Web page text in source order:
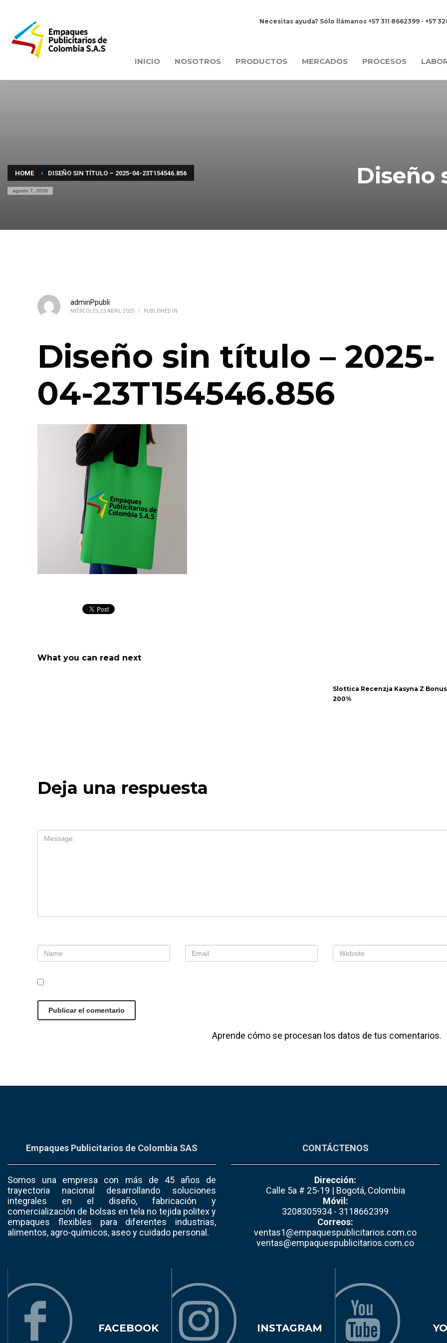
Necesitas ayuda? Sólo llámanos +57 311 8662399 - +57
INICIO NOSOTROS PRODUCTOS MERCADOS PROCESOS
HOME DISEÑO SIN TÍTULO – 2025-04-23T154546.856
agosto 7, 2026
Diseño
adminPpubli
MIÉRCOLES, 23 ABRIL 2025 / PUBLISHED IN
Diseño sin título – 2025-
04-23T154546.856
What you can read next
Slottica Recenzja Kasyna Z
200%
Deja una respuesta
Aprende cómo se procesan los datos de tus comentarios.
Empaques Publicitarios de Colombia SAS
Somos una empresa con más de 45 años de
trayectoria nacional desarrollando soluciones
integrales en el diseño, fabricación y
comercialización de bolsas en tela no tejida politex y
empaques flexibles para diferentes industrias,
alimentos, agro-químicos, aseo y cuidado personal.
CONTÁCTENOS
Dirección:
Calle 5a # 25-19 | Bogotá, Colombia
Móvil:
3208305934 - 3118662399
Correos:
ventas1@empaquespublicitarios.com.co
ventas@empaquespublicitarios.com.co
FACEBOOK INSTAGRAM